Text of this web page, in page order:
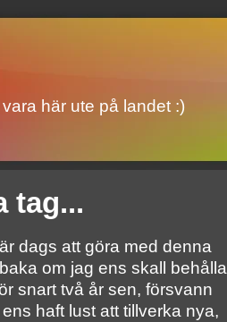
här ute på landet :)
tag...
dags att göra med denna
om jag ens skall behålla
snart två år sen, försvann
haft lust att tillverka nya,